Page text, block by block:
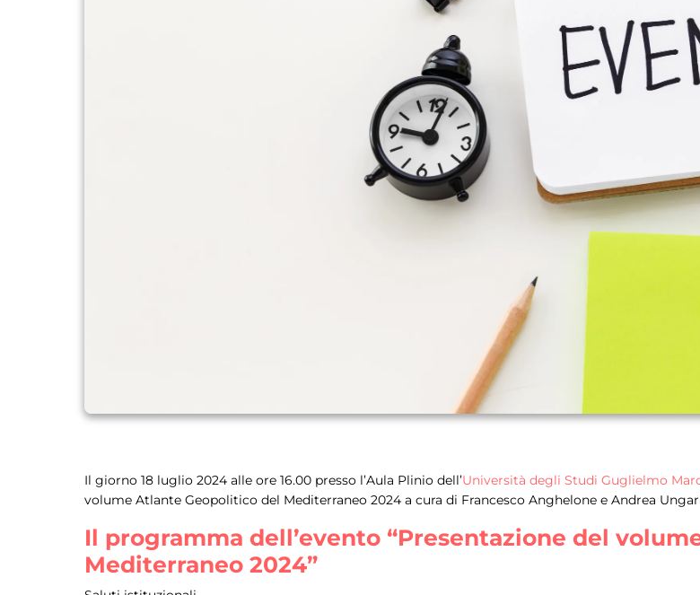
Il giorno 18 luglio 2024 alle ore 16.00 presso l’Aula Plinio dell’Università degli Studi Guglielmo
volume Atlante Geopolitico del Mediterraneo 2024 a cura di Francesco Anghelone e Andrea
Il programma dell’evento “Presentazione del
Mediterraneo 2024”